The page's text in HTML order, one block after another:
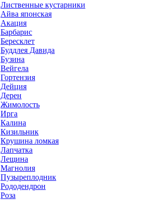
Лиственные кустарники
Айва японская
Акация
Барбарис
Бересклет
Буддлея Давида
Бузина
Вейгела
Гортензия
Дейция
Дерен
Жимолость
Ирга
Калина
Кизильник
Крушина ломкая
Лапчатка
Лещина
Магнолия
Пузыреплодник
Рододендрон
Роза